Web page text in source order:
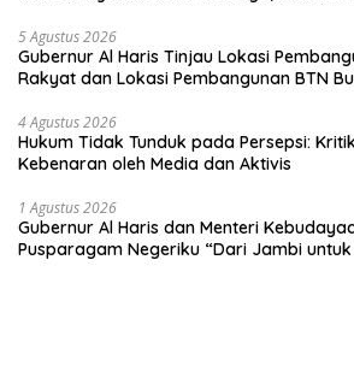
tangan”
5 Agustus 2026
Gubernur Al Haris Tinjau Lokasi
Rakyat dan Lokasi Pembangunan BTN
4 Agustus 2026
Hukum Tidak Tunduk pada Persepsi:
Kebenaran oleh Media dan Aktivis
1 Agustus 2026
Gubernur Al Haris dan Menteri
Pusparagam Negeriku “Dari Jambi